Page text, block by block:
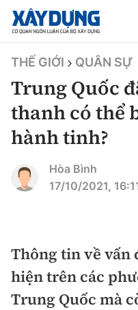
TIN BỘ XÂY DỰNG
CHUYÊN MỤC
Mới nhất
Chính trị
Xã hội
Xây dựng
Chỉ đạo điều hành
Giao thông
THẾ GIỚI QUÂN SỰ
Trung Quốc
thanh có thể
hành tinh?
Hòa Bình
17/10/2021,
Thông tin về vấn
hiện trên các
Trung Quốc mà